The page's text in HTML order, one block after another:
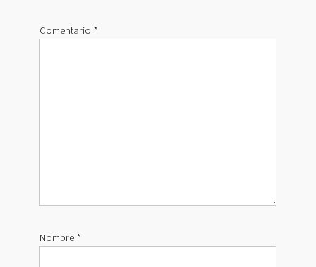
Comentario *
Nombre *